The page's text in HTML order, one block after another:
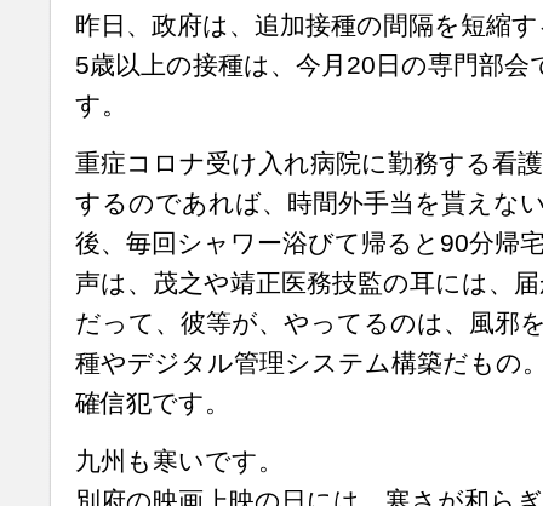
昨日、政府は、追加接種の間隔を短縮
5歳以上の接種は、今月20日の専門部
す。
重症コロナ受け入れ病院に勤務する看
するのであれば、時間外手当を貰えな
後、毎回シャワー浴びて帰ると90分帰
声は、茂之や靖正医務技監の耳には、
だって、彼等が、やってるのは、風邪
種やデジタル管理システム構築だもの
確信犯です。
九州も寒いです。